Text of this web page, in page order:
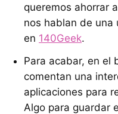
queremos ahorrar
nos hablan de una
en 140Geek.
Para acabar, en el
comentan una
aplicaciones para
Algo para guardar